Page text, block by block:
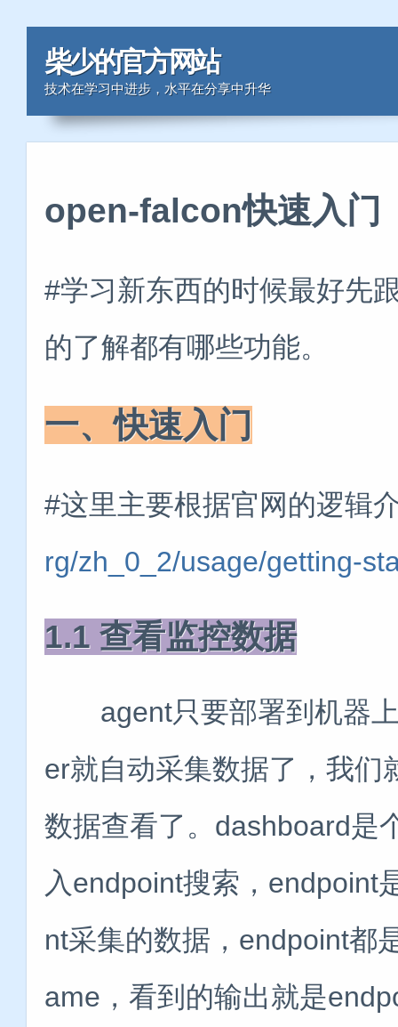
柴少的官方网站
技术在学习中进步，水平在分享中升华
open-falcon快速入门
#学习新东西的时候最好先
的了解都有哪些功能。
一、快速入门
#这里主要根据官网的逻辑
rg/zh_0_2/usage/getting-
1.1 查看监控数据
agent只要部署到机器上
er就自动采集数据了，我们
数据查看了。dashboard是
入endpoint搜索，endpoint
nt采集的数据，endpoint都
ame，看到的输出就是